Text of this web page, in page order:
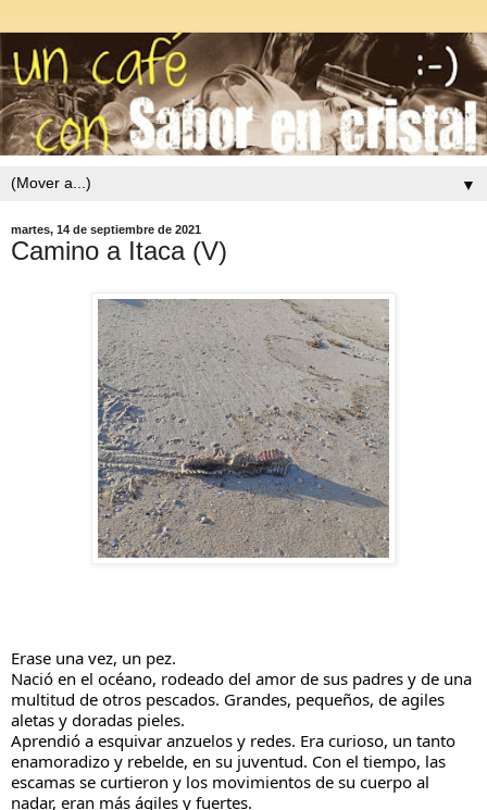
▼
martes, 14 de septiembre de 2021
Camino a Itaca (V)
Erase una vez, un pez.
Nació en el océano, rodeado del amor de sus padres y de una
multitud de otros pescados. Grandes, pequeños, de agiles
aletas y doradas pieles.
Aprendió a esquivar anzuelos y redes. Era curioso, un tanto
enamoradizo y rebelde, en su juventud. Con el tiempo, las
escamas se curtieron y los movimientos de su cuerpo al
nadar, eran más ágiles y fuertes.